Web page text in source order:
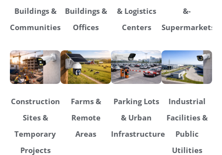
Buildings &
Communities
Buildings &
Offices
& Logistics
Centers
&-
Supermarkets
Construction
Sites &
Temporary
Projects
Farms &
Remote
Areas
Parking Lots
& Urban
Infrastructure
Industrial
Facilities &
Public
Utilities